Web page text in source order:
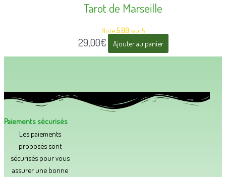
Tarot de Marseille
Note5.00 sur 5
29,00€ Ajouter au panier
Paiements sécurisés
Les paiements
proposés sont
sécurisés pour vous
assurer une bonne